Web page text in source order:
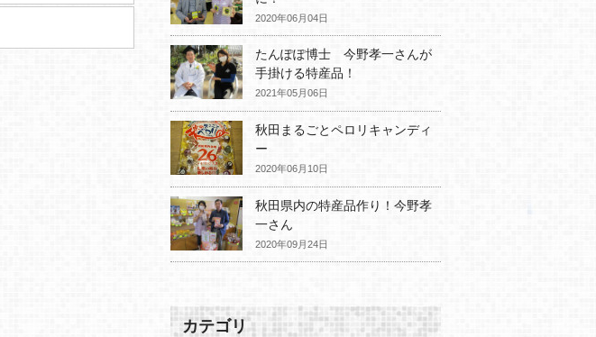
2020年06月04日
たんぽぽ博士 今野孝一さんが
手掛ける特産品！
2021年05月06日
秋田まるごとペロリキャンディ
ー
2020年06月10日
秋田県内の特産品作り！今野孝
一さん
2020年09月24日
カテゴリ